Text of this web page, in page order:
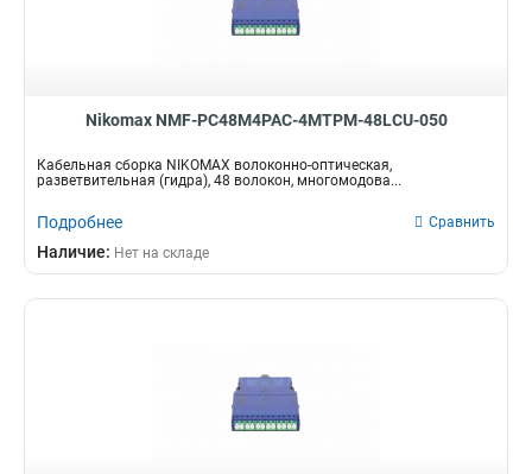
Nikomax NMF-PC48M4PAC-4MTPM-48LCU-050
Кабельная сборка NIKOMAX волоконно-оптическая,
разветвительная (гидра), 48 волокон, многомодова...
Подробнее Сравнить
Наличие: Нет на складе